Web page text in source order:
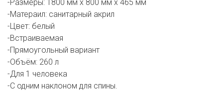
-Размеры: 1800 мм х 800 мм х 465 мм
-Матераил: санитарный акрил
-Цвет: белый
-Встраиваемая
-Прямоугольный вариант
-Объём: 260 л
-Для 1 человека
-С одним наклоном для спины.